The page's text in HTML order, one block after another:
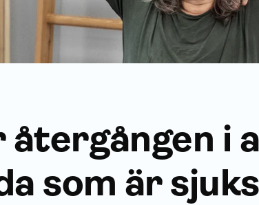
återgången i
som är